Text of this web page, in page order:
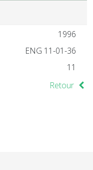
1996
ENG 11-01-36
11
Retour